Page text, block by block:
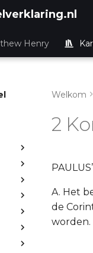
Henry
Welkom
2
A. Het
de
worden.